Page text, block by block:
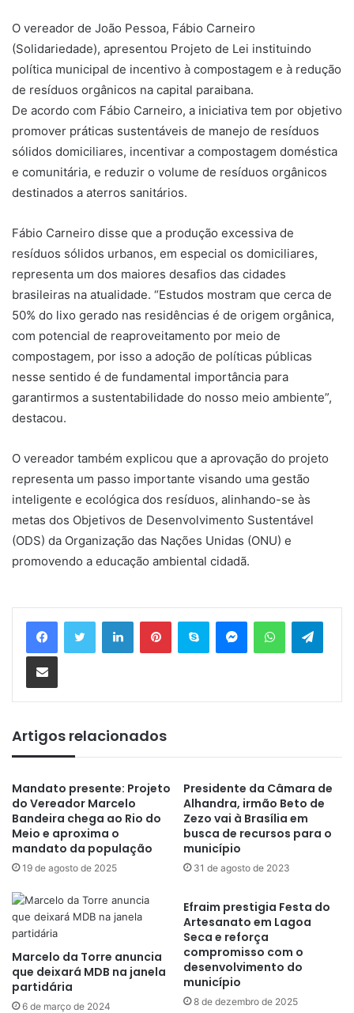
O vereador de João Pessoa, Fábio Carneiro
(Solidariedade), apresentou Projeto de Lei instituindo
política municipal de incentivo à compostagem e à redução
de resíduos orgânicos na capital paraibana.
De acordo com Fábio Carneiro, a iniciativa tem por objetivo
promover práticas sustentáveis de manejo de resíduos
sólidos domiciliares, incentivar a compostagem doméstica
e comunitária, e reduzir o volume de resíduos orgânicos
destinados a aterros sanitários.
Fábio Carneiro disse que a produção excessiva de
resíduos sólidos urbanos, em especial os domiciliares,
representa um dos maiores desafios das cidades
brasileiras na atualidade. “Estudos mostram que cerca de
50% do lixo gerado nas residências é de origem orgânica,
com potencial de reaproveitamento por meio de
compostagem, por isso a adoção de políticas públicas
nesse sentido é de fundamental importância para
garantirmos a sustentabilidade do nosso meio ambiente”,
destacou.
O vereador também explicou que a aprovação do projeto
representa um passo importante visando uma gestão
inteligente e ecológica dos resíduos, alinhando-se às
metas dos Objetivos de Desenvolvimento Sustentável
(ODS) da Organização das Nações Unidas (ONU) e
promovendo a educação ambiental cidadã.
Artigos relacionados
Mandato presente: Projeto
do Vereador Marcelo
Bandeira chega ao Rio do
Meio e aproxima o
mandato da população
19 de agosto de 2025
Presidente da Câmara de
Alhandra, irmão Beto de
Zezo vai à Brasília em
busca de recursos para o
município
31 de agosto de 2023
Marcelo da Torre anuncia
que deixará MDB na janela
partidária
6 de março de 2024
Efraim prestigia Festa do
Artesanato em Lagoa
Seca e reforça
compromisso com o
desenvolvimento do
município
8 de dezembro de 2025